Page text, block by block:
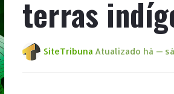
terras
SiteTribuna Atualizado há —